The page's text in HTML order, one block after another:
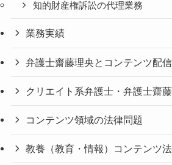
知的財産権訴訟の代理業務
業務実績
弁護士齋藤理央とコンテンツ配
クリエイト系弁護士・弁護士齋
コンテンツ領域の法律問題
教養（教育・情報）コンテンツ